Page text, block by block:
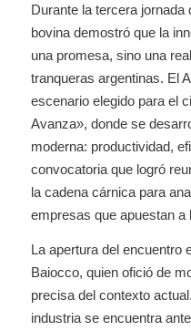
Durante la tercera jornada
bovina demostró que la
una promesa, sino una
tranqueras argentinas. El
escenario elegido para el
Avanza», donde se
moderna: productividad,
convocatoria que logró
la cadena cárnica para
empresas que apuestan a
La apertura del encuentro
Baiocco, quien ofició de
precisa del contexto
industria se encuentra